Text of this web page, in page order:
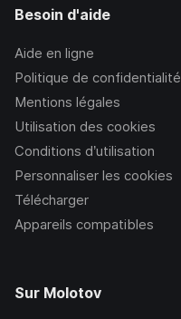
Besoin d'aide
Aide en ligne
Politique de confidentialité
Mentions légales
Utilisation des cookies
Conditions d’utilisation
Personnaliser les cookies
Télécharger
Appareils compatibles
Sur Molotov